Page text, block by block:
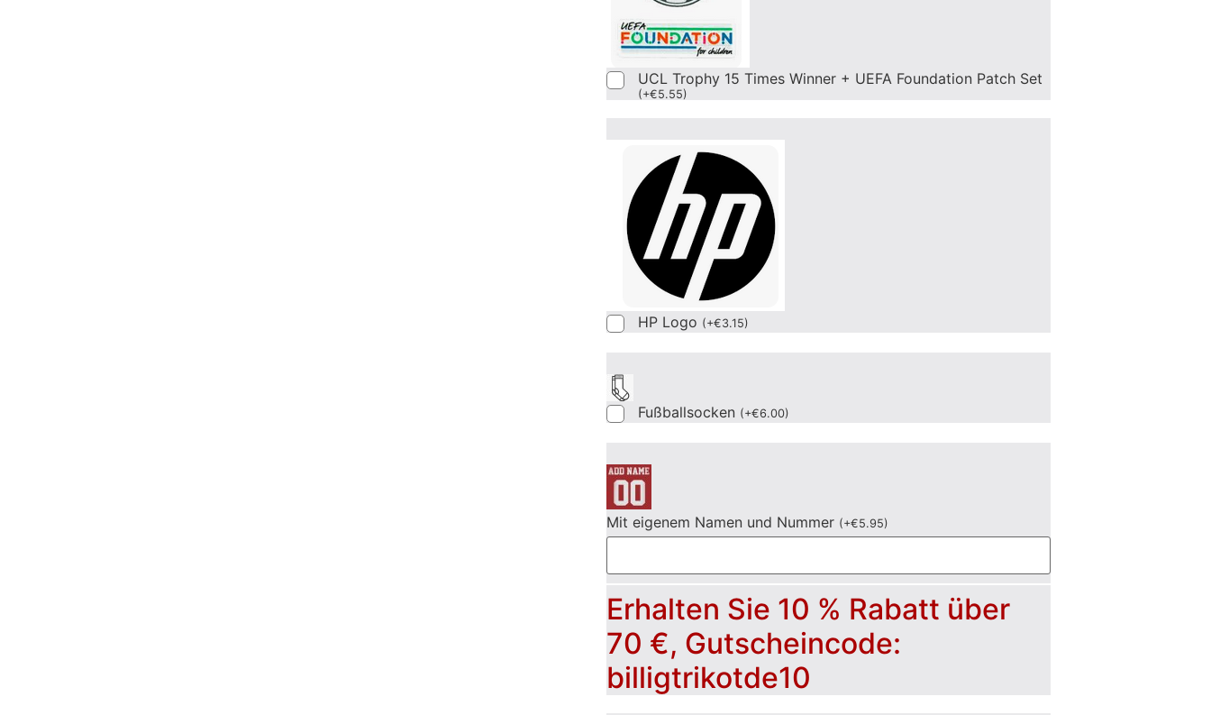
UCL Trophy 15 Times Winner + UEFA Foundation Patch Set
(+€5.55)
HP Logo (+€3.15)
Fußballsocken (+€6.00)
Mit eigenem Namen und Nummer (+€5.95)
Erhalten Sie 10 % Rabatt über
70 €, Gutscheincode:
billigtrikotde10